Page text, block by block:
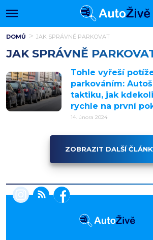
DOMŮ JAK SPRÁVNĚ PARKOVAT
JAK SPRÁVNĚ
Tohle vyřeší
parkováním:
taktiku, jak
rychle na první
14. února 2024
ZOBRAZIT DALŠÍ